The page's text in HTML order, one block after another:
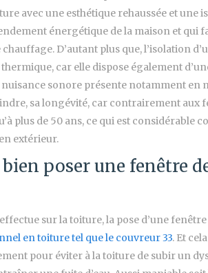
avec une esthétique rehaussée et une
énergétique de la maison et qui
D’autant plus que, l’isolation
thermique, car elle dispose également
sonore présente notamment en
sa longévité, car contrairement aux
plus de 50 ans, ce qui est considérable
extérieur.
poser une fenêtre
sur la toiture, la pose d’une fenêtre
en toiture tel que le couvreur 33. Et
pour éviter à la toiture de subir un